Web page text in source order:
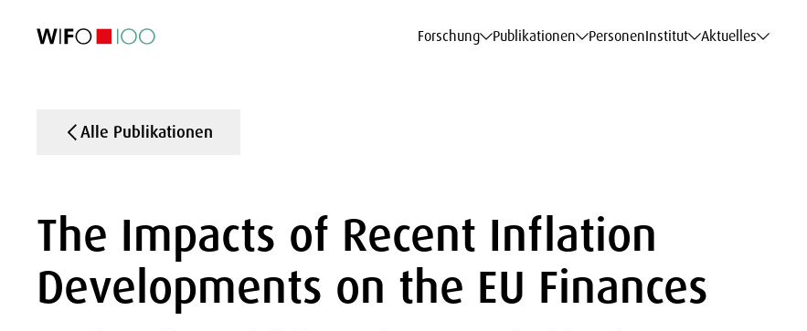
Forschung Publikationen PersonenInstitut Aktuelles
Alle Publikationen
The Impacts of Recent Inflation
Developments on the EU Finances